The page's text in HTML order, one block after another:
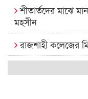
শীতার্তদের মাঝে
মহসীন
রাজশাহী কলেজের
কেমন আছে আমাদের